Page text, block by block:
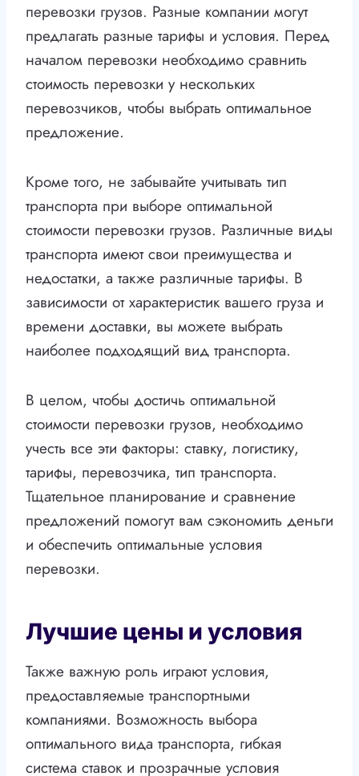
перевозки грузов. Разные компании могут
предлагать разные тарифы и условия. Перед
началом перевозки необходимо сравнить
стоимость перевозки у нескольких
перевозчиков, чтобы выбрать оптимальное
предложение.
Кроме того, не забывайте учитывать тип
транспорта при выборе оптимальной
стоимости перевозки грузов. Различные виды
транспорта имеют свои преимущества и
недостатки, а также различные тарифы. В
зависимости от характеристик вашего груза и
времени доставки, вы можете выбрать
наиболее подходящий вид транспорта.
В целом, чтобы достичь оптимальной
стоимости перевозки грузов, необходимо
учесть все эти факторы: ставку, логистику,
тарифы, перевозчика, тип транспорта.
Тщательное планирование и сравнение
предложений помогут вам сэкономить деньги
и обеспечить оптимальные условия
перевозки.
Лучшие цены и условия
Также важную роль играют условия,
предоставляемые транспортными
компаниями. Возможность выбора
оптимального вида транспорта, гибкая
система ставок и прозрачные условия